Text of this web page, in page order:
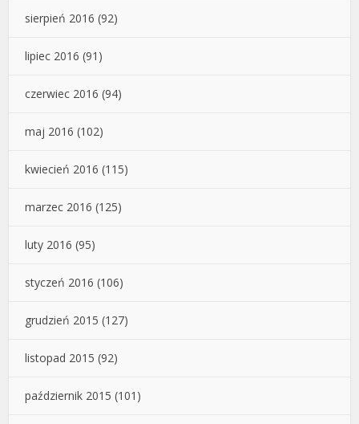
sierpień 2016 (92)
lipiec 2016 (91)
czerwiec 2016 (94)
maj 2016 (102)
kwiecień 2016 (115)
marzec 2016 (125)
luty 2016 (95)
styczeń 2016 (106)
grudzień 2015 (127)
listopad 2015 (92)
październik 2015 (101)